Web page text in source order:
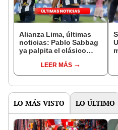
Alianza Lima, últimas
noticias: Pablo Sabbag
ya palpita el clásico
LEER MÁS
LO MÁS VISTO LO ÚLTIMO